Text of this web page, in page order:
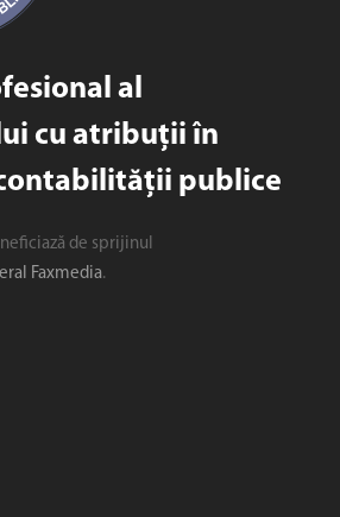
al
cu atribuții în
publice
de sprijinul
Faxmedia.